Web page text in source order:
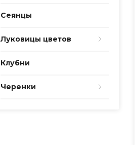
Сеянцы
Луковицы цветов
Клубни
Черенки